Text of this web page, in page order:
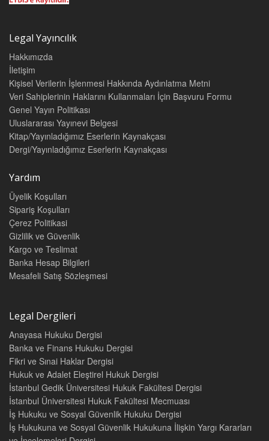
Legal Yayıncılık
Hakkımızda
İletişim
Kişisel Verilerin İşlenmesi Hakkında Aydınlatma Metni
Veri Sahiplerinin Haklarını Kullanmaları İçin Başvuru Formu
Genel Yayın Politikası
Uluslararası Yayınevi Belgesi
Kitap/Yayınladığımız Eserlerin Kaynakçası
Dergi/Yayınladığımız Eserlerin Kaynakçası
Yardım
Üyelik Koşulları
Sipariş Koşulları
Çerez Politikasi
Gizlilik ve Güvenlik
Kargo ve Teslimat
Banka Hesap Bilgileri
Mesafeli Satış Sözleşmesi
Legal Dergileri
Anayasa Hukuku Dergisi
Banka ve Finans Hukuku Dergisi
Fikri ve Sınai Haklar Dergisi
Hukuk ve Adalet Eleştirel Hukuk Dergisi
İstanbul Gedik Üniversitesi Hukuk Fakültesi Dergisi
İstanbul Üniversitesi Hukuk Fakültesi Mecmuası
İş Hukuku ve Sosyal Güvenlik Hukuku Dergisi
İş Hukukuna ve Sosyal Güvenlik Hukukuna İlişkin Yargı Kararları